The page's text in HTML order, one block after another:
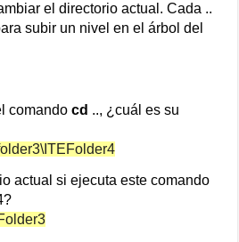
el directorio actual. Cada ..
subir un nivel en el árbol del
comandocd .., ¿cuál es su
actual si ejecuta este comando